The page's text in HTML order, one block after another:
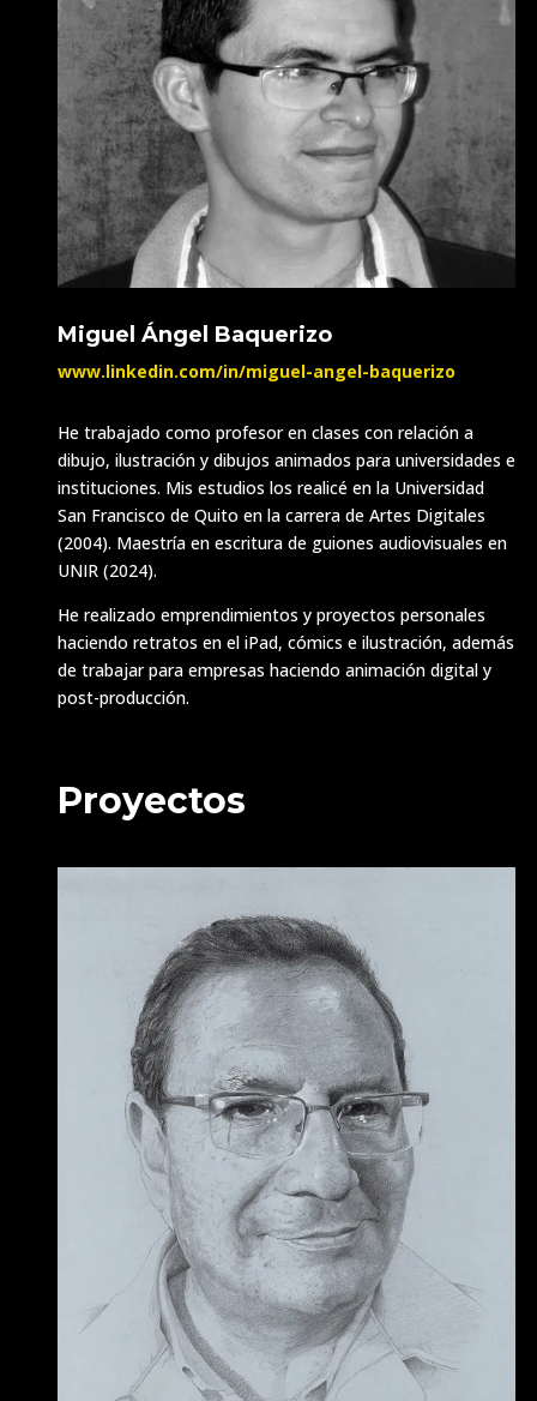
Miguel Ángel Baquerizo
www.linkedin.com/in/miguel-angel-baquerizo
He trabajado como profesor en clases con relación a
dibujo, ilustración y dibujos animados para universidades e
instituciones. Mis estudios los realicé en la Universidad
San Francisco de Quito en la carrera de Artes Digitales
(2004). Maestría en escritura de guiones audiovisuales en
UNIR (2024).
He realizado emprendimientos y proyectos personales
haciendo retratos en el iPad, cómics e ilustración, además
de trabajar para empresas haciendo animación digital y
post-producción.
Proyectos